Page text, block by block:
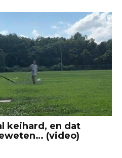
keihard, en dat
(video)